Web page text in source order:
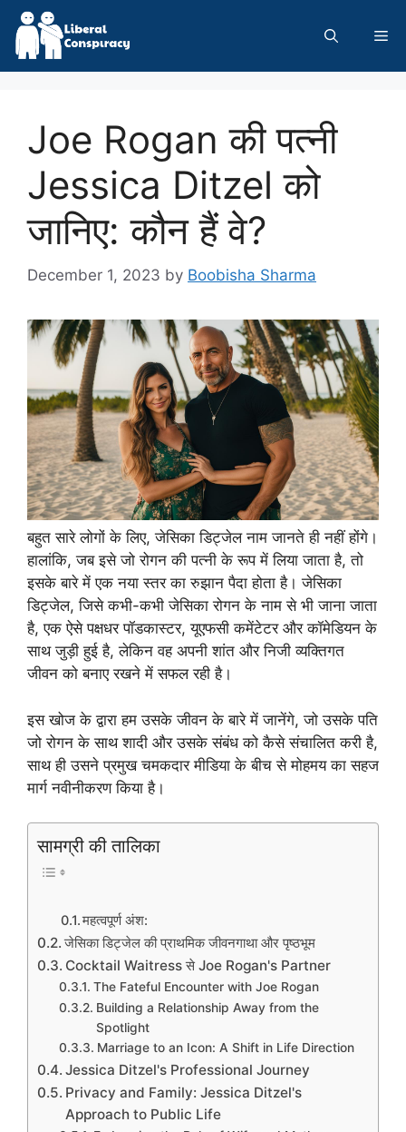
Skip
content
Joe Rogan की पत्नी
Jessica Ditzel को
जानिए: कौन हैं वे?
December 1, 2023 by Boobisha Sharma
बहुत सारे लोगों के लिए, जेसिका डिट्जेल नाम जानते ही नहीं होंगे।
हालांकि, जब इसे जो रोगन की पत्नी के रूप में लिया जाता है, तो
इसके बारे में एक नया स्तर का रुझान पैदा होता है। जेसिका
डिट्जेल, जिसे कभी-कभी जेसिका रोगन के नाम से भी जाना जाता
है, एक ऐसे पक्षधर पॉडकास्टर, यूएफसी कमेंटेटर और कॉमेडियन के
साथ जुड़ी हुई है, लेकिन वह अपनी शांत और निजी व्यक्तिगत
जीवन को बनाए रखने में सफल रही है।
इस खोज के द्वारा हम उसके जीवन के बारे में जानेंगे, जो उसके पति
जो रोगन के साथ शादी और उसके संबंध को कैसे संचालित करी है,
साथ ही उसने प्रमुख चमकदार मीडिया के बीच से मोहमय का सहज
मार्ग नवीनीकरण किया है।
सामग्री की तालिका
महत्वपूर्ण अंश:
जेसिका डिट्जेल की प्राथमिक जीवनगाथा और पृष्ठभूम
Cocktail Waitress से Joe Rogan's Partner
The Fateful Encounter with Joe Rogan
Building a Relationship Away from the
Spotlight
Marriage to an Icon: A Shift in Life Direction
Jessica Ditzel's Professional Journey
Privacy and Family: Jessica Ditzel's
Approach to Public Life